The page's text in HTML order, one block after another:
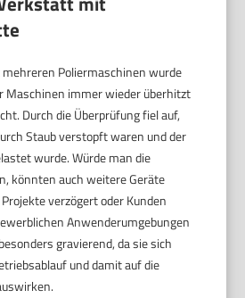
Poliermaschinen wurde
Maschinen immer wieder überhitzt
Durch die Überprüfung fiel auf,
Staub verstopft waren und der
wurde. Würde man die
könnten auch weitere Geräte
verzögert oder Kunden
Anwenderumgebungen
gravierend, da sie sich
und damit auf die